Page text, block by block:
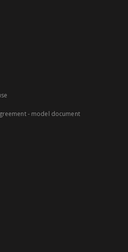
- model document